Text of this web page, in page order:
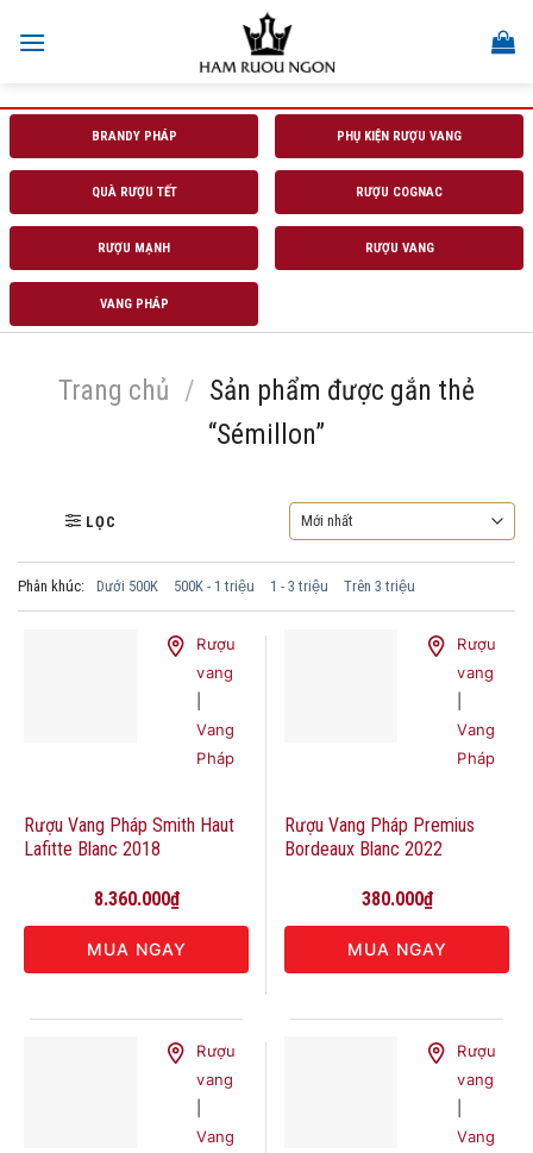
BRANDY PHÁP PHỤ KIỆN RƯỢU VANG
QUÀ RƯỢU TẾT RƯỢU COGNAC
RƯỢU MẠNH RƯỢU VANG
VANG PHÁP
Trang chủ / Sản phẩm được gắn thẻ
“Sémillon”
LỌC
Phân khúc: Dưới 500K 500K - 1 triệu 1 - 3 triệu Trên 3 triệu
Rượu
vang
Vang
Pháp
Rượu Vang Pháp Smith Haut
Lafitte Blanc 2018
8.360.000₫
MUA NGAY
Rượu
vang
Vang
Pháp
Rượu Vang Pháp Premius
Bordeaux Blanc 2022
380.000₫
MUA NGAY
Rượu
vang
Vang
Rượu
vang
Vang